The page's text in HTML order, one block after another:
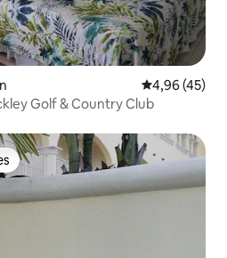
4,96 de uma
4,96 (45)
Golf & Country Club
dos hóspedes